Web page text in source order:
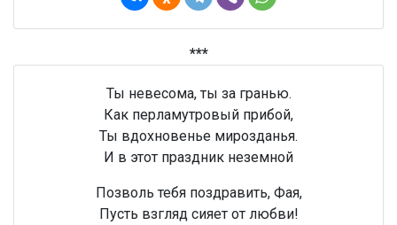
***
Ты невесома, ты за гранью.
Как перламутровый прибой,
Ты вдохновенье мирозданья.
И в этот праздник неземной
Позволь тебя поздравить, Фая,
Пусть взгляд сияет от любви!